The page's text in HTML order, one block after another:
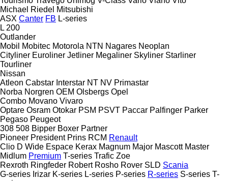
Michael Riedel Mitsubishi
ASX Canter FB L-series
L 200
Outlander
Mobil
Mobitec Motorola NTN Nagares Neoplan
Cityliner Euroliner Jetliner Megaliner Skyliner Starliner
Tourliner
Nissan
Atleon Cabstar Interstar NT NV Primastar
Norba Norgren OEM Olsbergs Opel
Combo Movano Vivaro
Optare Osram Otokar PSM PSVT Paccar Palfinger Parker
Pegaso Peugeot
308 508 Bipper Boxer Partner
Pioneer President Prins RCM Renault
Clio D Wide Espace Kerax Magnum Major Mascott Master
Midlum Premium T-series Trafic Zoe
Rexroth Ringfeder Robert Rosho Rover SLD Scania
G-series Irizar K-series L-series P-series R-series S-series T-